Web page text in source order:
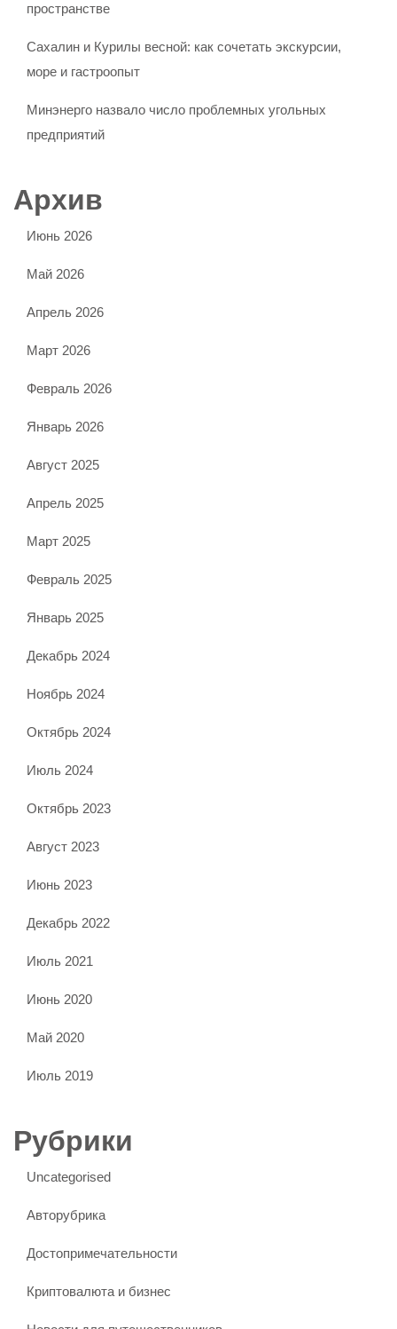
пространстве
Сахалин и Курилы весной: как сочетать экскурсии,
море и гастроопыт
Минэнерго назвало число проблемных угольных
предприятий
Архив
Июнь 2026
Май 2026
Апрель 2026
Март 2026
Февраль 2026
Январь 2026
Август 2025
Апрель 2025
Март 2025
Февраль 2025
Январь 2025
Декабрь 2024
Ноябрь 2024
Октябрь 2024
Июль 2024
Октябрь 2023
Август 2023
Июнь 2023
Декабрь 2022
Июль 2021
Июнь 2020
Май 2020
Июль 2019
Рубрики
Uncategorised
Авторубрика
Достопримечательности
Криптовалюта и бизнес